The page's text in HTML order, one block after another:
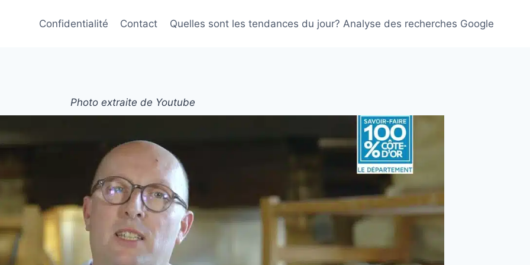
Confidentialité Contact Quelles sont les tendances du jour? Analyse des recherches Google
Photo extraite de Youtube